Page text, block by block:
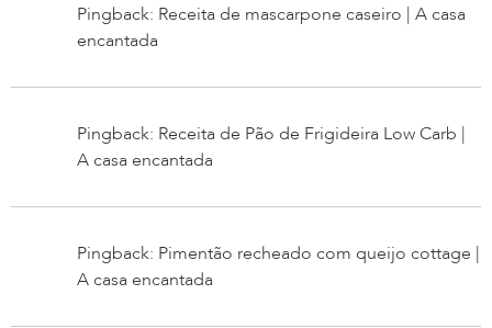
Pingback: Receita de mascarpone caseiro | A casa
encantada
Pingback: Receita de Pão de Frigideira Low Carb |
A casa encantada
Pingback: Pimentão recheado com queijo cottage |
A casa encantada